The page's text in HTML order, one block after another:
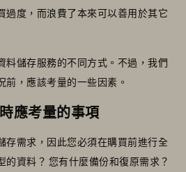
過度，而浪費了本來可以善用於其它
料儲存服務的不同方式。不過，我們
，應該考量的一些因素。
應考量的事項
存需求，因此您必須在購買前進行全
的資料？ 您有什麼備份和復原需求？